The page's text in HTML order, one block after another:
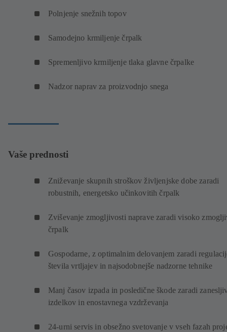
Polnjenje snežnih topov
Samodejno krmiljenje črpalk
Spremenljivo krmiljenje tlaka glavne črpalke
Nadzor naprav za proizvodnjo snega
Vaše prednosti
Zniževanje skupnih stroškov življenjske dobe zaradi
robustnih, energetsko učinkovitih črpalk
Zviševanje zmogljivosti naprave zaradi visoko
črpalk
Gospodarne, z optimalnim delovanjem zaradi
števila vrtljajev in najsodobnejše nadzorne tehnike
Manj časov izpada in posledične škode zaradi
izdelkov in enostavnega vzdrževanja
24-urni servis in obsežno svetovanje v vseh fazah